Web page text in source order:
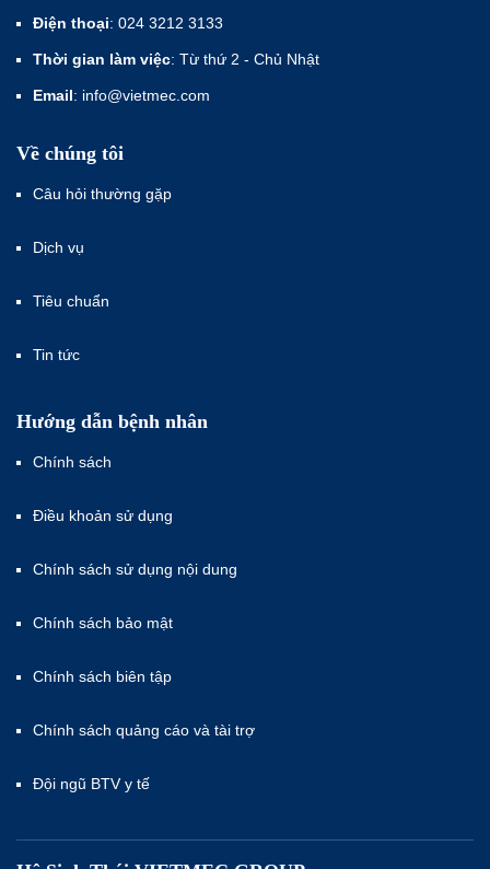
Điện thoại: 024 3212 3133
Thời gian làm việc: Từ thứ 2 - Chủ Nhật
Email: info@vietmec.com
Về chúng tôi
Câu hỏi thường gặp
Dịch vụ
Tiêu chuẩn
Tin tức
Hướng dẫn bệnh nhân
Chính sách
Điều khoản sử dụng
Chính sách sử dụng nội dung
Chính sách bảo mật
Chính sách biên tập
Chính sách quảng cáo và tài trợ
Đội ngũ BTV y tế